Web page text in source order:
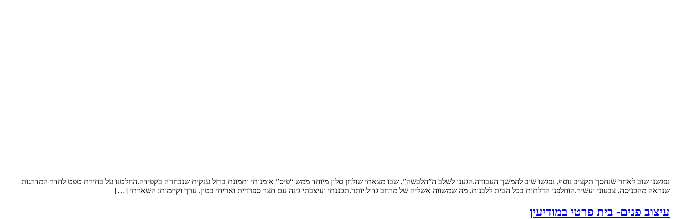
נפגשנו שוב לאחר שנחסך תקציב נוסף, נפגשו שוב להמשך העבודה.הגענו לשלב ה”הלבשה”, שבו מצאתי שולחן סלון מיוחד ממש “פיס” אומנותי ותמונת ברזל ענקית שנבחרה בקפידה.החלטנו על בחירת טפט לחדר המדרגות
שנראה מהכניסה, צבעוני ועשיר.הוחלפנו הדלתות בכל הבית ללבנות, מה שמשווה אשליה של מרחב גדול יותר.תכננתי ועיצבתי גינה עם חצר ספרדית ואריחי בטון. ערך וקיימות: השארתי […]
עיצוב פנים- בית פרטי במודיעין